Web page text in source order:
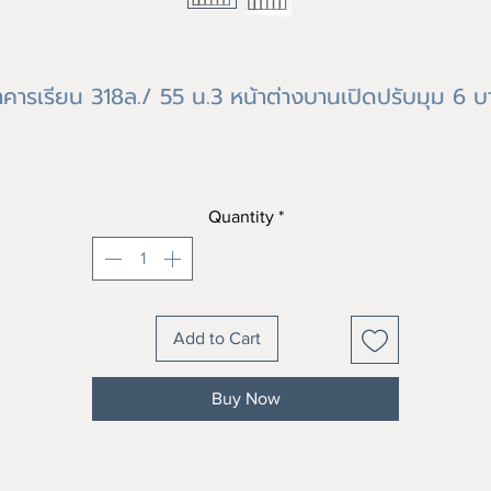
ารเรียน 318ล./ 55 น.3 หน้าต่างบานเปิดปรับมุม 6
Quantity *
Add to Cart
Buy Now